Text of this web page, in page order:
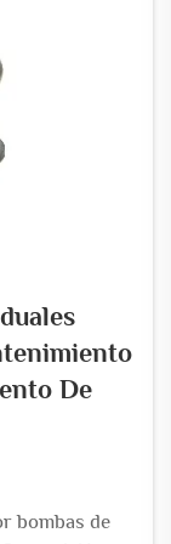
De
bombas de